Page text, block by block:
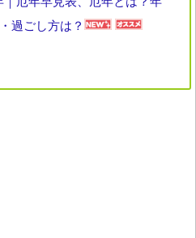
過ごし方は？